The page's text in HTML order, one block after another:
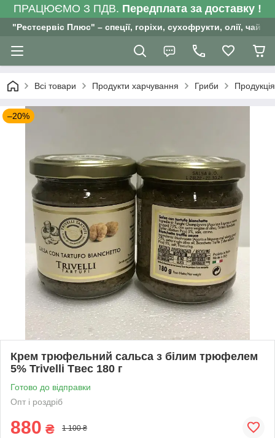
ПРАЦЮЄМО З ПДВ. Передплата за доставку !
"Рестсервіс Плюс" – спеції, горіхи, сухофрукти, олії, чай ,
Всі товари Продукти харчування Гриби
–20%
Крем трюфельний сальса з білим трюфелем
5% Trivelli Tвес 180 г
Готово до відправки
Опт і роздріб
880 ₴ 1 100 ₴